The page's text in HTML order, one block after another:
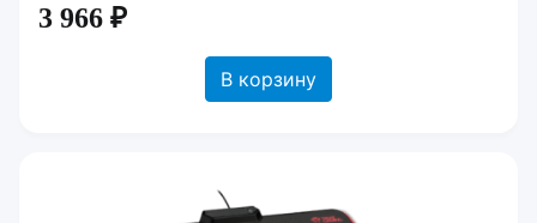
3 966 ₽
В корзину